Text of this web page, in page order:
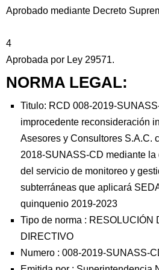
Aprobado mediante Decreto
4
Aprobada por Ley 29571.
NORMA LEGAL:
Titulo: RCD 008-2019-
improcedente reconsideración
Asesores y Consultores S.A.C.
2018-SUNASS-CD mediante la
del servicio de monitoreo y
subterráneas que aplicará
quinquenio 2019-2023
Tipo de norma : RESOLUCIÓN
DIRECTIVO
Numero : 008-2019-SUNASS-